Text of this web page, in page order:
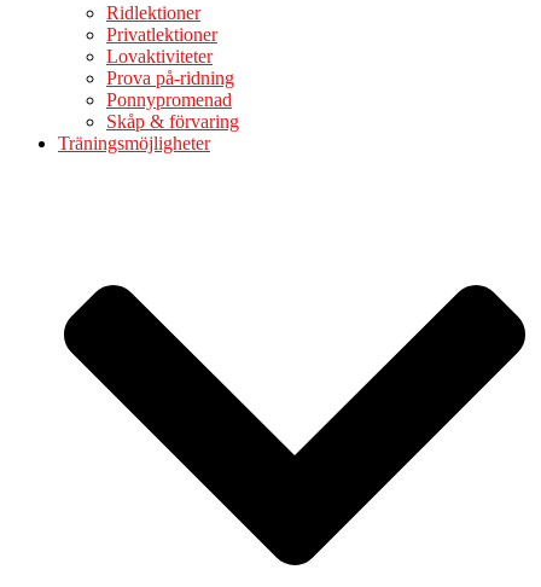
Ridlektioner
Privatlektioner
Lovaktiviteter
Prova på-ridning
Ponnypromenad
Skåp & förvaring
Träningsmöjligheter